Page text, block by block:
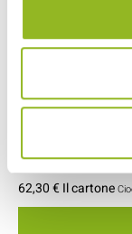
Piatto Odyssée da
- 160x160x2 mm- PS-
62,30 € Il cartone